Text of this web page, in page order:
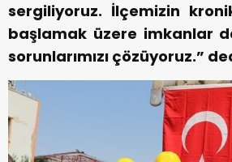
sergiliyoruz. İlçemizin
başlamak üzere imkanlar
sorunlarımızı çözüyoruz.”